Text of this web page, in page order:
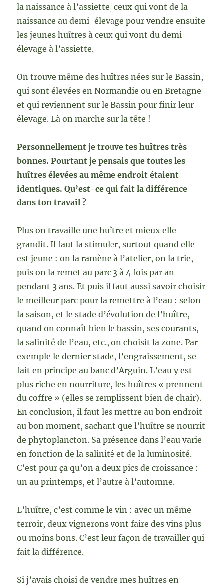
la naissance à l’assiette, ceux qui vont de la
naissance au demi-élevage pour vendre ensuite
les jeunes huîtres à ceux qui vont du demi-
élevage à l’assiette.
On trouve même des huîtres nées sur le Bassin,
qui sont élevées en Normandie ou en Bretagne
et qui reviennent sur le Bassin pour finir leur
élevage. Là on marche sur la tête !
Personnellement je trouve tes huîtres très
bonnes. Pourtant je pensais que toutes les
huîtres élevées au même endroit étaient
identiques. Qu’est-ce qui fait la différence
dans ton travail ?
Plus on travaille une huître et mieux elle
grandit. Il faut la stimuler, surtout quand elle
est jeune : on la ramène à l’atelier, on la trie,
puis on la remet au parc 3 à 4 fois par an
pendant 3 ans. Et puis il faut aussi savoir choisir
le meilleur parc pour la remettre à l’eau : selon
la saison, et le stade d’évolution de l’huître,
quand on connaît bien le bassin, ses courants,
la salinité de l’eau, etc., on choisit la zone. Par
exemple le dernier stade, l’engraissement, se
fait en principe au banc d’Arguin. L’eau y est
plus riche en nourriture, les huîtres « prennent
du coffre » (elles se remplissent bien de chair).
En conclusion, il faut les mettre au bon endroit
au bon moment, sachant que l’huître se nourrit
de phytoplancton. Sa présence dans l’eau varie
en fonction de la salinité et de la luminosité.
C’est pour ça qu’on a deux pics de croissance :
un au printemps, et l’autre à l’automne.
L’huître, c’est comme le vin : avec un même
terroir, deux vignerons vont faire des vins plus
ou moins bons. C’est leur façon de travailler qui
fait la différence.
Si j’avais choisi de vendre mes huîtres en